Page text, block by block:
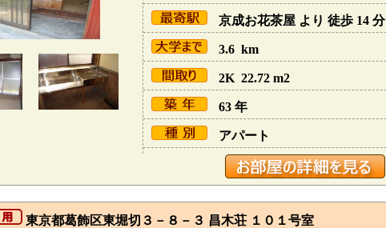
京成お花茶屋 より 徒歩 14 分
3.6 km
2K 22.72 m2
63 年
アパート
東京都葛飾区東堀切３－８－３ 昌木荘 １０１号室